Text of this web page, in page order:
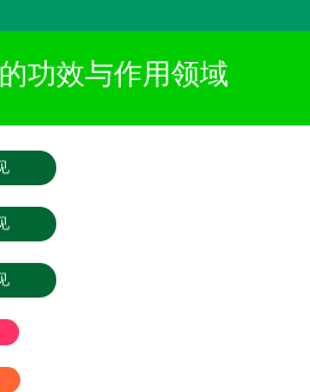
功效与作用领域